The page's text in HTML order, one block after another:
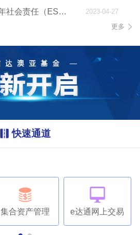
中国信达发布《2022年社会责任（ESG）报告》
2023-04-27
更多
快速通道
集合资产管理 e达通网上交易